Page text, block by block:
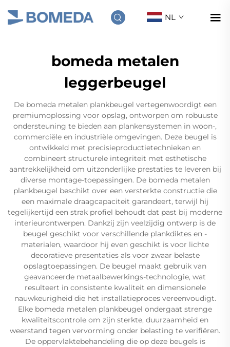
NL
bomeda metalen
leggerbeugel
De bomeda metalen plankbeugel vertegenwoordigt een
premiumoplossing voor opslag, ontworpen om robuuste
ondersteuning te bieden aan plankensystemen in woon-,
commerciële en industriële omgevingen. Deze beugel is
ontwikkeld met precisieproductietechnieken en
combineert structurele integriteit met esthetische
aantrekkelijkheid om uitzonderlijke prestaties te leveren bij
diverse montage-toepassingen. De bomeda metalen
plankbeugel beschikt over een versterkte constructie die
een maximale draagcapaciteit garandeert, terwijl hij
tegelijkertijd een strak profiel behoudt dat past bij moderne
interieurontwerpen. Dankzij zijn veelzijdig ontwerp is de
beugel geschikt voor verschillende plankdiktes en -
materialen, waardoor hij even geschikt is voor lichte
decoratieve presentaties als voor zwaar belaste
opslagtoepassingen. De beugel maakt gebruik van
geavanceerde metaalbewerkings-technologie, wat
resulteert in consistente kwaliteit en dimensionele
nauwkeurigheid die het installatieproces vereenvoudigt.
Elke bomeda metalen plankbeugel ondergaat strenge
kwaliteitscontrole om zijn sterkte, duurzaamheid en
weerstand tegen vervorming onder belasting te verifiëren.
De oppervlaktebehandeling die op deze beugels is